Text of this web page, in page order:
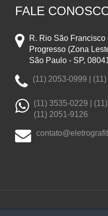
FALE
R. Rio São
Progresso (Zona
São Paulo - SP,
(11) 2053-0999 |
(11) 3535-0229 |
(11) 2051-9126